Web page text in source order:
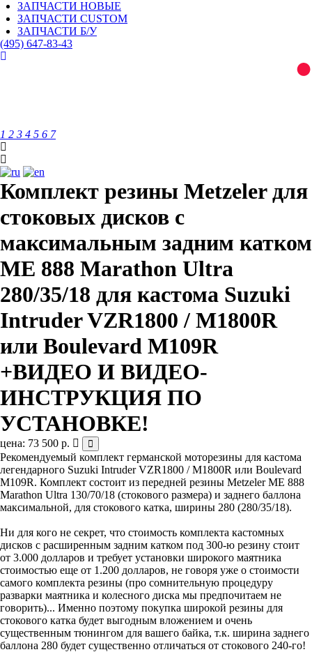
ЗАПЧАСТИ НОВЫЕ
ЗАПЧАСТИ CUSTOM
ЗАПЧАСТИ Б/У
(495) 647-83-43
1 2 3 4 5 6 7
Комплект резины Metzeler для
стоковых дисков с
максимальным задним катком
ME 888 Marathon Ultra
280/35/18 для кастома Suzuki
Intruder VZR1800 / M1800R
или Boulevard M109R
+ВИДЕО И ВИДЕО-
ИНСТРУКЦИЯ ПО
УСТАНОВКЕ!
цена: 73 500 р.
Рекомендуемый комплект германской моторезины для кастома
легендарного Suzuki Intruder VZR1800 / M1800R или Boulevard
M109R. Комплект состоит из передней резины Metzeler ME 888
Marathon Ultra 130/70/18 (стокового размера) и заднего баллона
максимальной, для стокового катка, ширины 280 (280/35/18).
Ни для кого не секрет, что стоимость комплекта кастомных
дисков с расширенным задним катком под 300-ю резину стоит
от 3.000 долларов и требует установки широкого маятника
стоимостью еще от 1.200 долларов, не говоря уже о стоимости
самого комплекта резины (про сомнительную процедуру
разварки маятника и колесного диска мы предпочитаем не
говорить)... Именно поэтому покупка широкой резины для
стокового катка будет выгодным вложением и очень
существенным тюнингом для вашего байка, т.к. ширина заднего
баллона 280 будет существенно отличаться от стокового 240-го!